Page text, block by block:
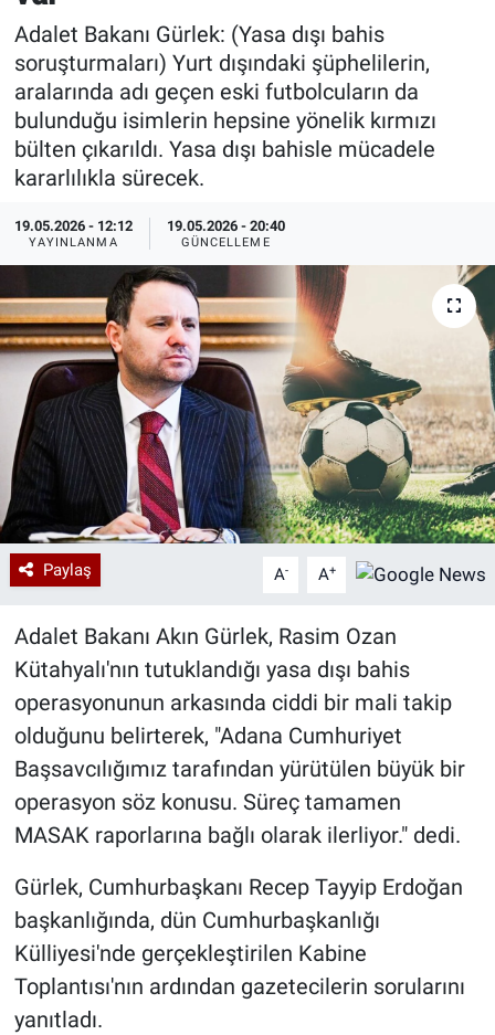
Adalet Bakanı Gürlek: (Yasa dışı bahis
soruşturmaları) Yurt dışındaki şüphelilerin,
aralarında adı geçen eski futbolcuların da
bulunduğu isimlerin hepsine yönelik kırmızı
bülten çıkarıldı. Yasa dışı bahisle mücadele
kararlılıkla sürecek.
19.05.2026 - 12:12
YAYINLANMA
19.05.2026 - 20:40
GÜNCELLEME
Paylaş A- A+
Adalet Bakanı Akın Gürlek, Rasim Ozan
Kütahyalı'nın tutuklandığı yasa dışı bahis
operasyonunun arkasında ciddi bir mali takip
olduğunu belirterek, "Adana Cumhuriyet
Başsavcılığımız tarafından yürütülen büyük bir
operasyon söz konusu. Süreç tamamen
MASAK raporlarına bağlı olarak ilerliyor." dedi.
Gürlek, Cumhurbaşkanı Recep Tayyip Erdoğan
başkanlığında, dün Cumhurbaşkanlığı
Külliyesi'nde gerçekleştirilen Kabine
Toplantısı'nın ardından gazetecilerin sorularını
yanıtladı.
Özel Haberler
Yazarlar
Dünya
Medya
Özel Haberler
Erişim Bilgileri
Sağlık
Teknoloji
Ramazan
Haber Arşivi